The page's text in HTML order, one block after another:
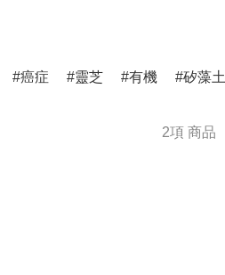
癌症 靈芝 有機 矽藻土
2項 商品